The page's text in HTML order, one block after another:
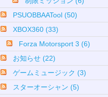
PSUOBBAATool (50)
XBOX360 (33)
Forza Motorsport 3 (6)
お知らせ (22)
ゲームミュージック (3)
スターオーシャン (5)